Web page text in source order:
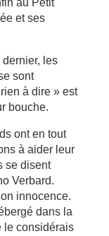
au Petit
et ses
les
sont
à dire » est
bouche.
ont en tout
à aider leur
se disent
Verbard.
innocence.
dans la
le considérais